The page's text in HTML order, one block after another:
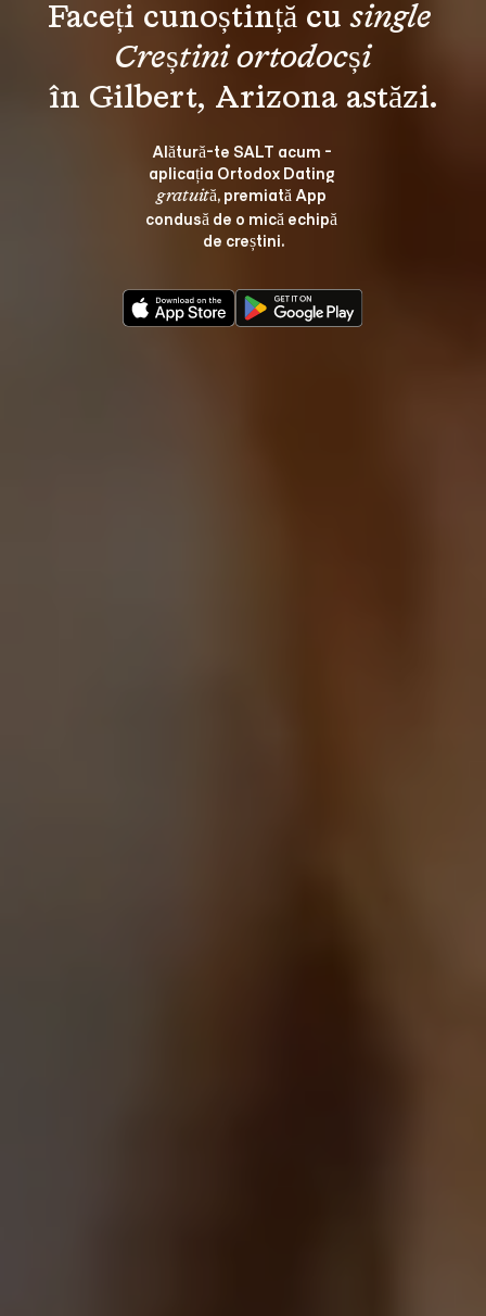
Faceți cunoștință cu single
Creștini ortodocși
Alătură-te SALT acum -
aplicația Ortodox Dating
gratuită, premiată App
condusă de o mică echipă
de creștini.